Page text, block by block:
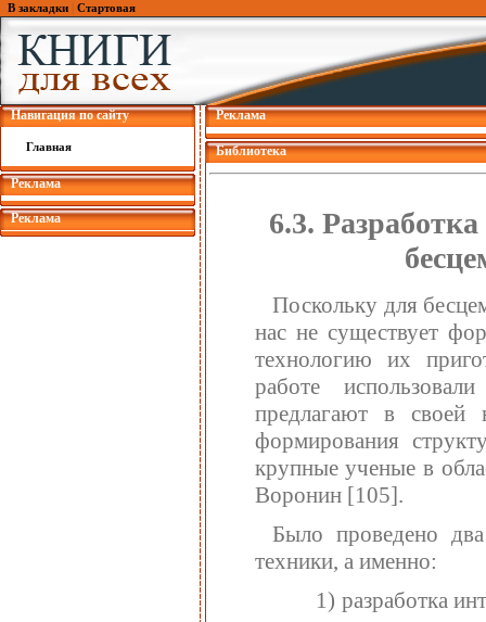
В закладки Стартовая
Навигация по сайту
Главная
Реклама
Реклама
Реклама
Библиотека
6.3.
Поскольку для
нас не существует
технологию их
работе
предлагают в своей
формирования
крупные ученые в
Воронин [105].
Было проведено
техники, а именно:
1) разработка